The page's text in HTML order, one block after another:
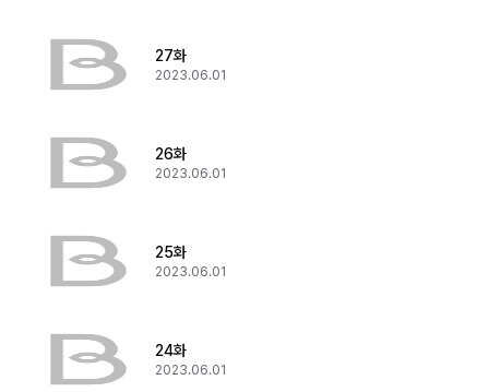
27화
2023.06.01
26화
2023.06.01
25화
2023.06.01
24화
2023.06.01